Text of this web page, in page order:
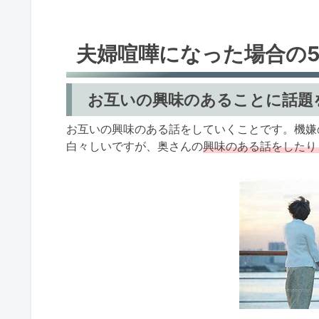
夫婦喧嘩になった場合の
お互いの興味のあることに話
お互いの興味のある話をしていくことです。機
白々しいですが、奥さんの興味のある話をした